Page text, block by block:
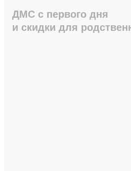
ДМС с первого дня
и скидки для